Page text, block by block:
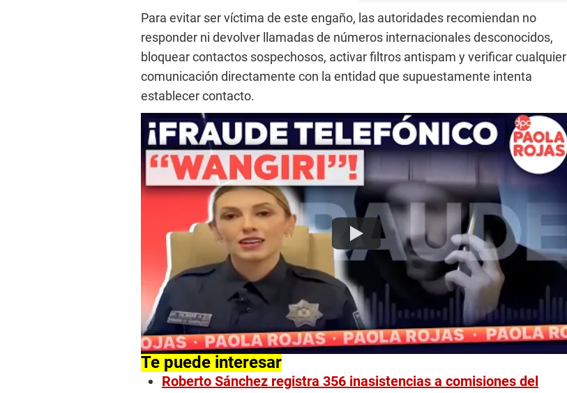
Para evitar ser víctima de este engaño, las autoridades recomiendan no
responder ni devolver llamadas de números internacionales desconocidos,
bloquear contactos sospechosos, activar filtros antispam y verificar cualquier
comunicación directamente con la entidad que supuestamente intenta
establecer contacto.
Te puede interesar
Roberto Sánchez registra 356 inasistencias a comisiones del